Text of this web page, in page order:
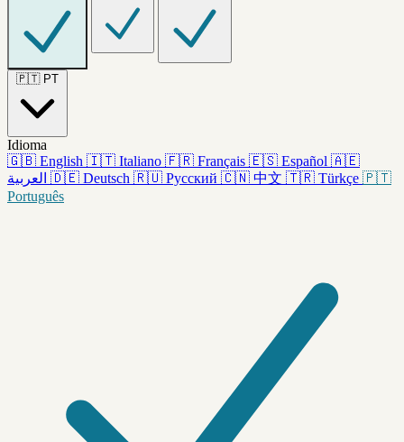
🇵🇹 PT
Idioma
🇬🇧 English 🇮🇹 Italiano 🇫🇷 Français 🇪🇸 Español 🇦🇪
العربية 🇩🇪 Deutsch 🇷🇺 Русский 🇨🇳 中文 🇹🇷 Türkçe 🇵🇹
Português